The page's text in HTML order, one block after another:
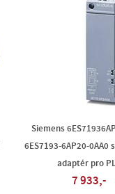
Siemens
6ES7193-6AP20-0AA0
adaptér pro
7 933,-